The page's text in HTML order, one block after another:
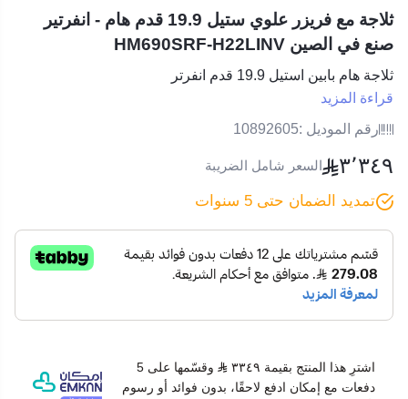
ثلاجة مع فريزر علوي ستيل 19.9 قدم هام - انفرتير
صنع في الصين HM690SRF-H22LINV
ثلاجة هام بابين استيل 19.9 قدم انفرتر
قراءة المزيد
رقم الموديل :10892605
٣٬٣٤٩ السعر شامل الضريبة
تمديد الضمان حتى 5 سنوات
اشترِ هذا المنتج بقيمة ٣٣٤٩
وقسّمها على 5
دفعات مع إمكان ادفع لاحقًا، بدون فوائد أو رسوم